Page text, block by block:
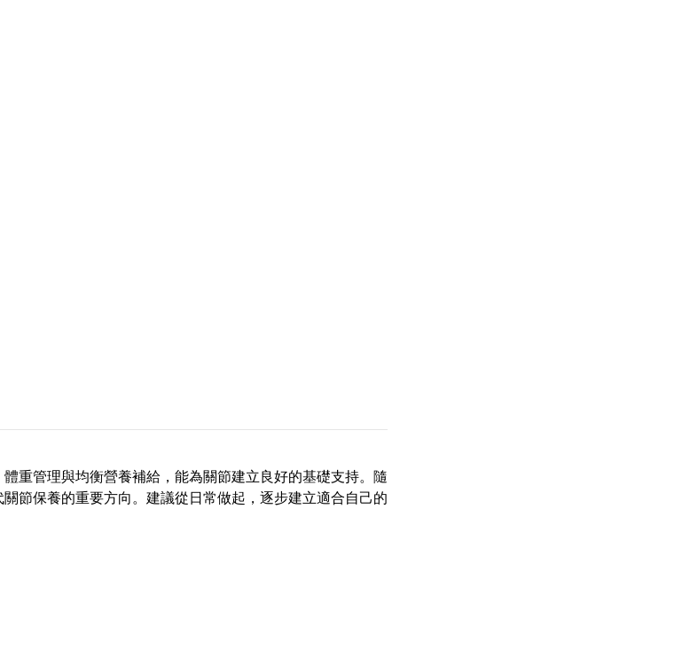
重管理與均衡營養補給，能為關節建立良好的基礎支持。隨
節保養的重要方向。建議從日常做起，逐步建立適合自己的